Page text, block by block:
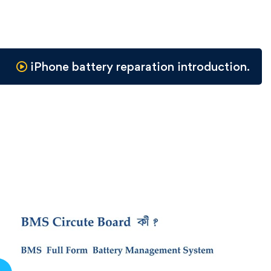
iPhone battery reparation introduction.